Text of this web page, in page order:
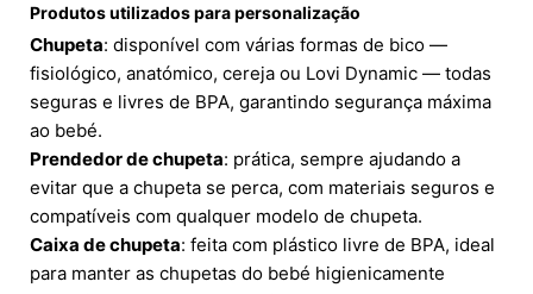
Produtos utilizados para personalização
Chupeta: disponível com várias formas de bico —
fisiológico, anatómico, cereja ou Lovi Dynamic — todas
seguras e livres de BPA, garantindo segurança máxima
ao bebé.
Prendedor de chupeta: prática, sempre ajudando a
evitar que a chupeta se perca, com materiais seguros e
compatíveis com qualquer modelo de chupeta.
Caixa de chupeta: feita com plástico livre de BPA, ideal
para manter as chupetas do bebé higienicamente